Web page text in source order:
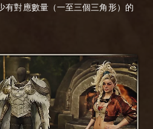
有對應數量（一至三個三角形）的